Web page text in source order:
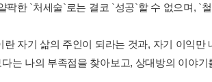
팍한 `처세술`로는 결코 `성공`할 수 없으며, `
란 자기 삶의 주인이 되라는 것과, 자기 이익
는 나의 부족점을 찾아보고, 상대방의 이야